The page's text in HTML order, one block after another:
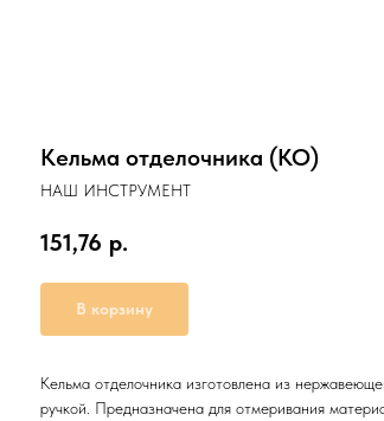
Кельма отделочника (КО)
НАШ ИНСТРУМЕНТ
151,76 р.
В корзину
Кельма отделочника изготовлена из
ручкой. Предназначена для отмеривания